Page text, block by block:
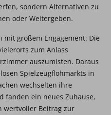
sondern Alternativen zu
oder Weitergeben.
großem Engagement: Die
zum Anlass
auszumisten. Daraus
Spielzeugflohmarkts in
wechselten ihre
fanden ein neues Zuhause,
wertvoller Beitrag zur